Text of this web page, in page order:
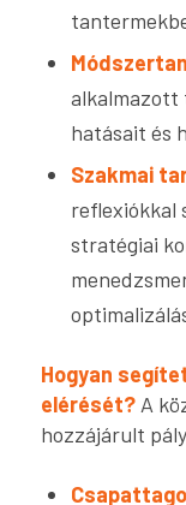
alkalmazott
hatásait és
Szakmai
reflexiókkal
stratégiai
Hogyan
elérését?A
hozzájárult